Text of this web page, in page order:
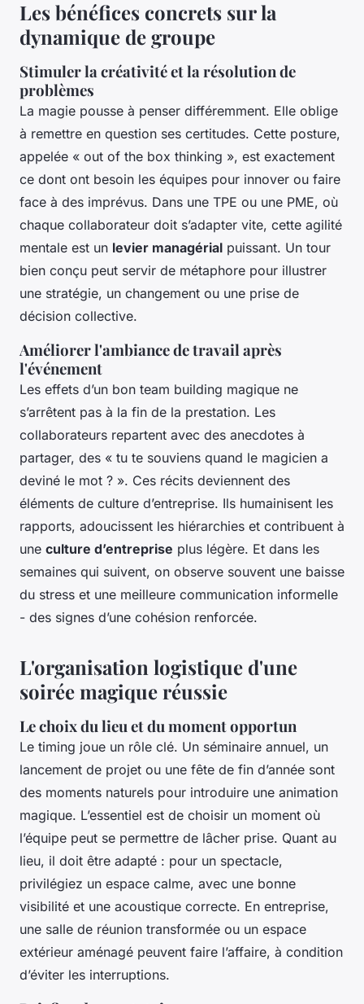
Les bénéfices concrets sur la
dynamique de groupe
Stimuler la créativité et la résolution de
problèmes
La magie pousse à penser différemment. Elle oblige
à remettre en question ses certitudes. Cette posture,
appelée « out of the box thinking », est exactement
ce dont ont besoin les équipes pour innover ou faire
face à des imprévus. Dans une TPE ou une PME, où
chaque collaborateur doit s’adapter vite, cette agilité
mentale est un levier managérial puissant. Un tour
bien conçu peut servir de métaphore pour illustrer
une stratégie, un changement ou une prise de
décision collective.
Améliorer l'ambiance de travail après
l'événement
Les effets d’un bon team building magique ne
s’arrêtent pas à la fin de la prestation. Les
collaborateurs repartent avec des anecdotes à
partager, des « tu te souviens quand le magicien a
deviné le mot ? ». Ces récits deviennent des
éléments de culture d’entreprise. Ils humainisent les
rapports, adoucissent les hiérarchies et contribuent à
une culture d’entreprise plus légère. Et dans les
semaines qui suivent, on observe souvent une baisse
du stress et une meilleure communication informelle
- des signes d’une cohésion renforcée.
L'organisation logistique d'une
soirée magique réussie
Le choix du lieu et du moment opportun
Le timing joue un rôle clé. Un séminaire annuel, un
lancement de projet ou une fête de fin d’année sont
des moments naturels pour introduire une animation
magique. L’essentiel est de choisir un moment où
l’équipe peut se permettre de lâcher prise. Quant au
lieu, il doit être adapté : pour un spectacle,
privilégiez un espace calme, avec une bonne
visibilité et une acoustique correcte. En entreprise,
une salle de réunion transformée ou un espace
extérieur aménagé peuvent faire l’affaire, à condition
d’éviter les interruptions.